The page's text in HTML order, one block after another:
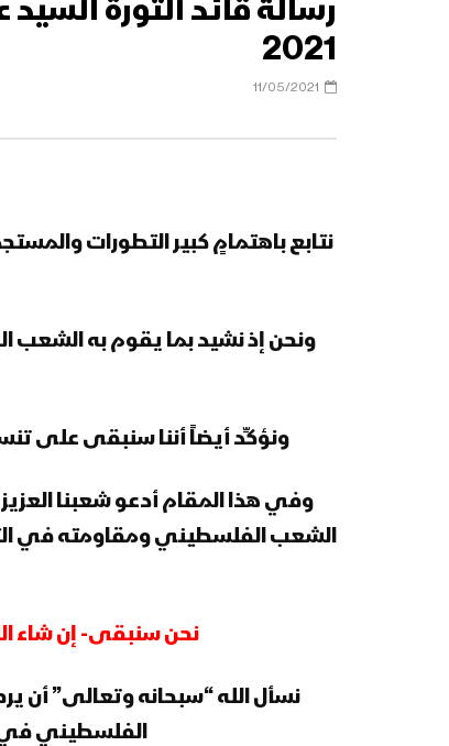
2021
11/05/2021
نتابع باهتمامٍ كبير التطورات
ونحن إذ نشيد بما يقوم به الشعب
ونؤكِّد أيضاً أننا سنبقى على
وفي هذا المقام أدعو شعبنا
الشعب الفلسطيني ومقاومته في
نحن سنبقى- إن شاء
نسأل الله “سبحانه وتعالى” أن
الفلسطيني في